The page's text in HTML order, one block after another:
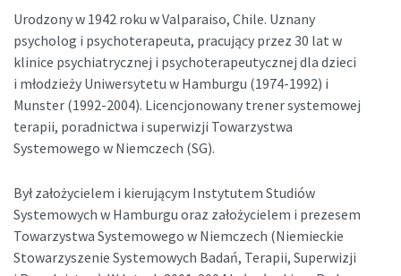
Urodzony w 1942 roku w Valparaiso, Chile. Uznany
psycholog i psychoterapeuta, pracujący przez 30 lat w
klinice psychiatrycznej i psychoterapeutycznej dla dzieci
i młodzieży Uniwersytetu w Hamburgu (1974-1992) i
Munster (1992-2004). Licencjonowany trener systemowej
terapii, poradnictwa i superwizji Towarzystwa
Systemowego w Niemczech (SG).
Był założycielem i kierującym Instytutem Studiów
Systemowych w Hamburgu oraz założycielem i prezesem
Towarzystwa Systemowego w Niemczech (Niemieckie
Stowarzyszenie Systemowych Badań, Terapii, Superwizji